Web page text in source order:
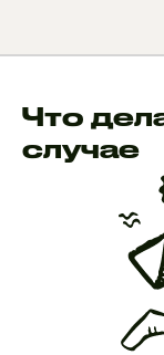
Что
случае